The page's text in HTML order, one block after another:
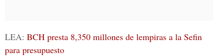
LEA: BCH presta 8,350 millones de lempiras a la Sefin
para presupuesto